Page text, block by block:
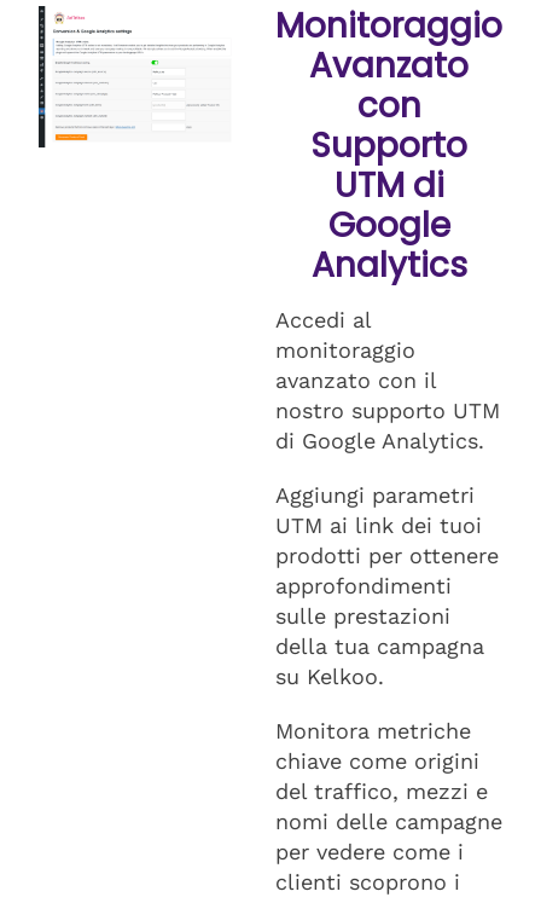
Monitoraggio
Avanzato
con
Supporto
UTM di
Google
Analytics
Accedi al
monitoraggio
avanzato con il
nostro supporto UTM
di Google Analytics.
Aggiungi parametri
UTM ai link dei tuoi
prodotti per ottenere
approfondimenti
sulle prestazioni
della tua campagna
su Kelkoo.
Monitora metriche
chiave come origini
del traffico, mezzi e
nomi delle campagne
per vedere come i
clienti scoprono i